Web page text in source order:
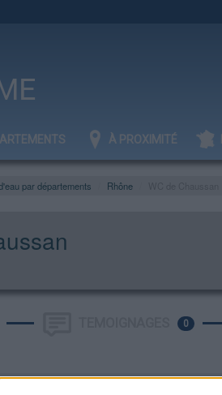
À PROXIMITÉ
par départements Rhône
0